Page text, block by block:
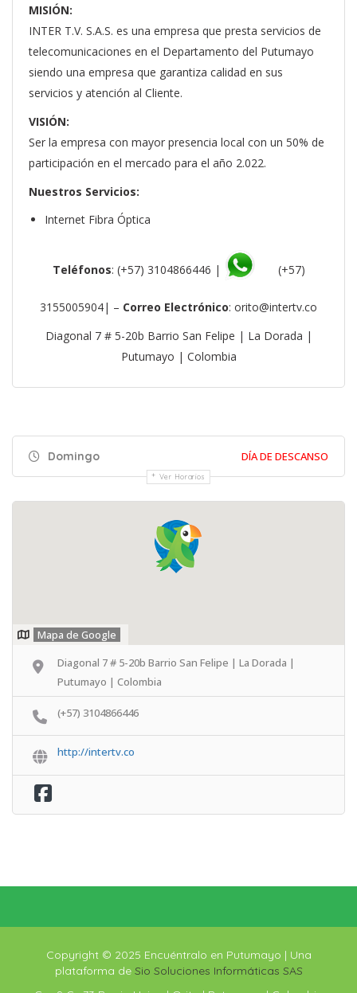
MISIÓN:
INTER T.V. S.A.S. es una empresa que presta servicios de
telecomunicaciones en el Departamento del Putumayo
siendo una empresa que garantiza calidad en sus
servicios y atención al Cliente.
VISIÓN:
Ser la empresa con mayor presencia local con un 50% de
participación en el mercado para el año 2.022.
Nuestros Servicios:
Internet Fibra Óptica
Teléfonos: (+57) 3104866446 | (+57)
3155005904| – Correo Electrónico: orito@intertv.co
Diagonal 7 # 5-20b Barrio San Felipe | La Dorada |
Putumayo | Colombia
Domingo DÍA DE DESCANSO
Ver Horarios
Mapa de Google
Diagonal 7 # 5-20b Barrio San Felipe | La Dorada |
Putumayo | Colombia
(+57) 3104866446
http://intertv.co
Copyright © 2025 Encuéntralo en Putumayo | Una
plataforma de Sio Soluciones Informáticas SAS